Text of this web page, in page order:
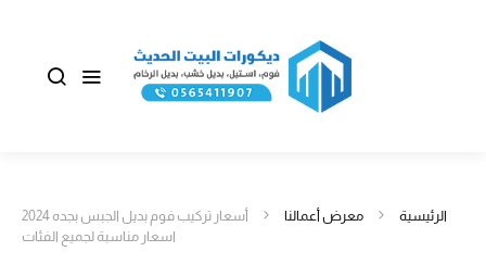
الرئيسية معرض أعمالنا
أسعار تركيب فوم بديل الجبس بجده 2024
اسعار مناسبة لجميع الفئات